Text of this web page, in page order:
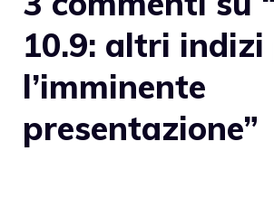
10.9: altri indizi
l’imminente
presentazione”